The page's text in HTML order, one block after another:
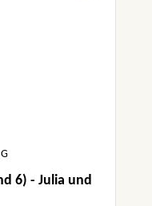
6) - Julia und